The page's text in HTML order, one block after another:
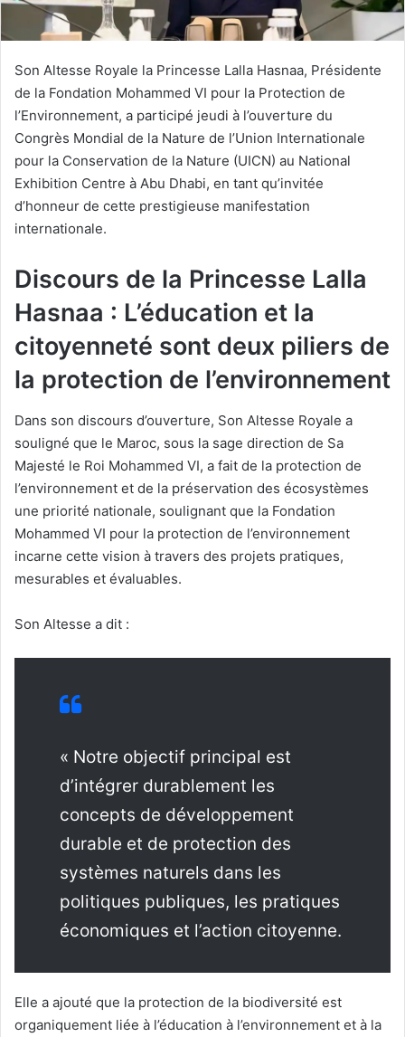
Son Altesse Royale la Princesse Lalla Hasnaa, Présidente
de la Fondation Mohammed VI pour la Protection de
l’Environnement, a participé jeudi à l’ouverture du
Congrès Mondial de la Nature de l’Union Internationale
pour la Conservation de la Nature (UICN) au National
Exhibition Centre à Abu Dhabi, en tant qu’invitée
d’honneur de cette prestigieuse manifestation
internationale.
Discours de la Princesse Lalla
Hasnaa : L’éducation et la
citoyenneté sont deux piliers de
la protection de l’environnement
Dans son discours d’ouverture, Son Altesse Royale a
souligné que le Maroc, sous la sage direction de Sa
Majesté le Roi Mohammed VI, a fait de la protection de
l’environnement et de la préservation des écosystèmes
une priorité nationale, soulignant que la Fondation
Mohammed VI pour la protection de l’environnement
incarne cette vision à travers des projets pratiques,
mesurables et évaluables.
Son Altesse a dit :
« Notre objectif principal est
d’intégrer durablement les
concepts de développement
durable et de protection des
systèmes naturels dans les
politiques publiques, les pratiques
économiques et l’action citoyenne.
Elle a ajouté que la protection de la biodiversité est
organiquement liée à l’éducation à l’environnement et à la